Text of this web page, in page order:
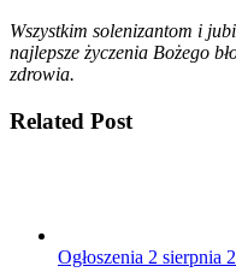
Wszystkim solenizantom i
najlepsze życzenia Bożego
zdrowia.
Related Post
Ogłoszenia 2 sierpnia